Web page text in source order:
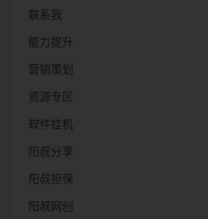
联系我
能力提升
营销策划
资源专区
软件挂机
阳叔分享
阳叔担保
阳叔网创